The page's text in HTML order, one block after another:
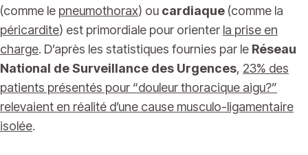
(comme le pneumothorax) ou cardiaque (comme la
péricardite) est primordiale pour orienter la prise en
charge. D’après les statistiques fournies par le Réseau
National de Surveillance des Urgences, 23% des
patients présentés pour “douleur thoracique aigu?”
relevaient en réalité d’une cause musculo-ligamentaire
isolée.